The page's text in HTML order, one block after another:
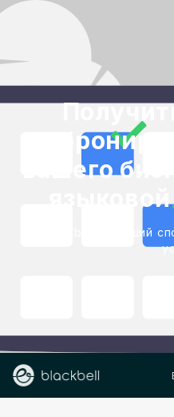
вашего
Blackbell - лучший